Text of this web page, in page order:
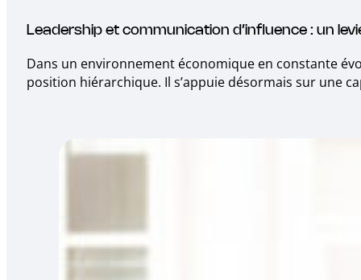
Leadership et communication d’influence : un
Dans un environnement économique en constante
position hiérarchique. Il s’appuie désormais sur une